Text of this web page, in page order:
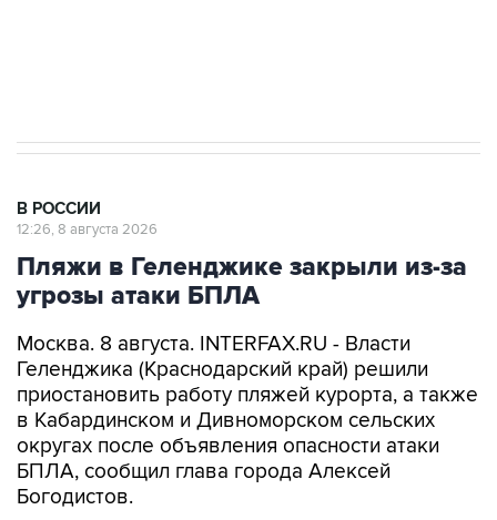
В РОССИИ
12:26, 8 августа 2026
Пляжи в Геленджике закрыли из-за
угрозы атаки БПЛА
Москва. 8 августа. INTERFAX.RU - Власти
Геленджика (Краснодарский край) решили
приостановить работу пляжей курорта, а также
в Кабардинском и Дивноморском сельских
округах после объявления опасности атаки
БПЛА, сообщил глава города Алексей
Богодистов.